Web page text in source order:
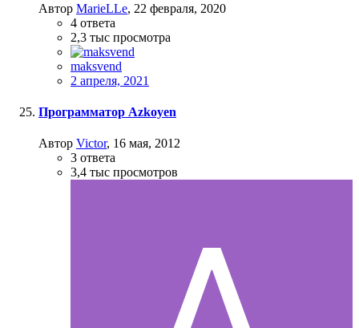
Автор MarieLLe, 22 февраля, 2020
4 ответа
2,3 тыс просмотра
maksvend
2 апреля, 2021
Программатор Azkoyen
Автор Victor, 16 мая, 2012
3 ответа
3,4 тыс просмотров